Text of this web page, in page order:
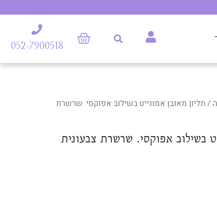
052-7900518
/ תליון מאובן אמונייט בשילוב אפוקסי. שרשרת
בשילוב אפוקסי. שרשרת צבעונית